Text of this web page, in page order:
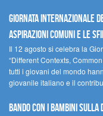
GIORNATA INTERNAZIONALE
ASPIRAZIONI COMUNI E LE
Il 12 agosto si celebra la
“Different Contexts,
tutti i giovani del mondo
giovanile italiano e il
Bando Con i Bambini